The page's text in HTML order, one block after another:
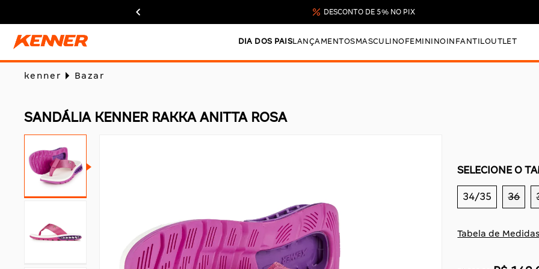
DESCONTO DE 5% NO PIX
DIA DOS PAISLANÇAMENTOSMASCULINOFEMININOINFANTILOUTLET
kenner Bazar
SANDÁLIA KENNER RAKKA ANITTA ROSA
SELECIONE O
34/35 36
Tabela de Medidas